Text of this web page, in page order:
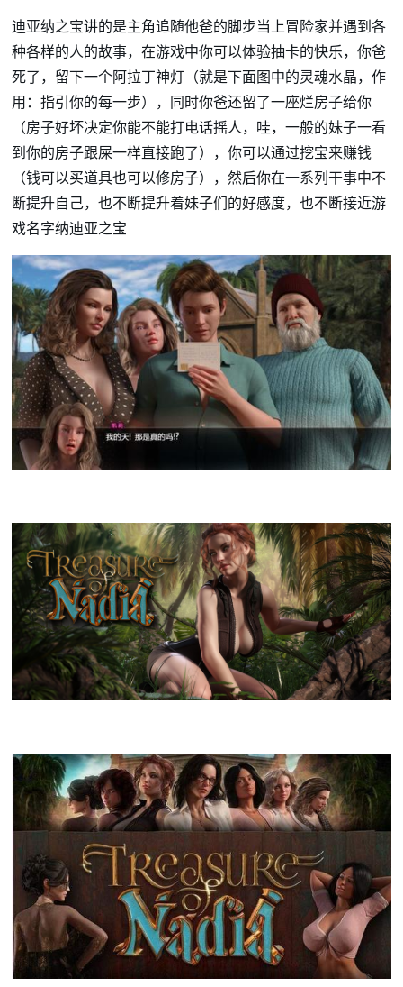
迪亚纳之宝讲的是主角追随他爸的脚步当上冒险家并遇到各
种各样的人的故事，在游戏中你可以体验抽卡的快乐，你爸
死了，留下一个阿拉丁神灯（就是下面图中的灵魂水晶，作
用：指引你的每一步），同时你爸还留了一座烂房子给你
（房子好坏决定你能不能打电话摇人，哇，一般的妹子一看
到你的房子跟屎一样直接跑了），你可以通过挖宝来赚钱
（钱可以买道具也可以修房子），然后你在一系列干事中不
断提升自己，也不断提升着妹子们的好感度，也不断接近游
戏名字纳迪亚之宝